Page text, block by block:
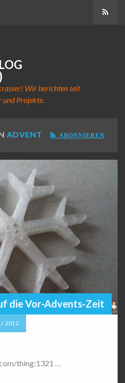
Wir berichten seit
und Projekte.
ADVENT ABONNIEREN
die Vor-Advents-Zeit
2012
thing:1321 …